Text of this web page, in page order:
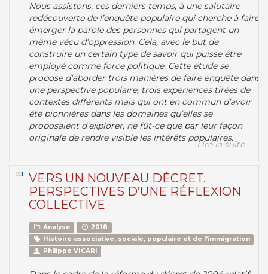
Nous assistons, ces derniers temps, à une salutaire
redécouverte de l’enquête populaire qui cherche à faire
émerger la parole des personnes qui partagent un
même vécu d’oppression. Cela, avec le but de
construire un certain type de savoir qui puisse être
employé comme force politique. Cette étude se
propose d’aborder trois manières de faire enquête dans
une perspective populaire, trois expériences tirées de
contextes différents mais qui ont en commun d’avoir
été pionnières dans les domaines qu’elles se
proposaient d’explorer, ne fût-ce que par leur façon
originale de rendre visible les intérêts populaires.
Lire la suite
VERS UN NOUVEAU DÉCRET.
PERSPECTIVES D’UNE RÉFLEXION
COLLECTIVE
Analyse
2018
Histoire associative, sociale, populaire et de l’immigration
Philippe VICARI